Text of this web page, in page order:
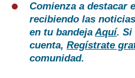
Comienza a destacar
recibiendo las
en tu bandejaAquí. Si
cuenta, Regístrate
comunidad.